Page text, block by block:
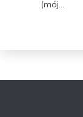
(mój…